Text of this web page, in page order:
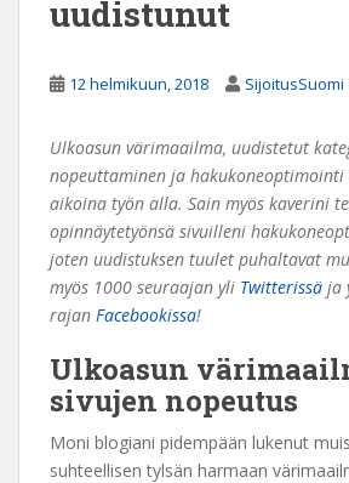
uudistunut
12 helmikuun, 2018 SijoitusSuomi
Ulkoasun värimaailma, uudistetut
nopeuttaminen ja hakukoneoptimointi
aikoina työn alla. Sain myös kaverini
opinnäytetyönsä sivuilleni
joten uudistuksen tuulet puhaltavat
myös 1000 seuraajan yli Twitterissä ja
rajan Facebookissa!
Ulkoasun
sivujen nopeutus
Moni blogiani pidempään lukenut
suhteellisen tylsän harmaan